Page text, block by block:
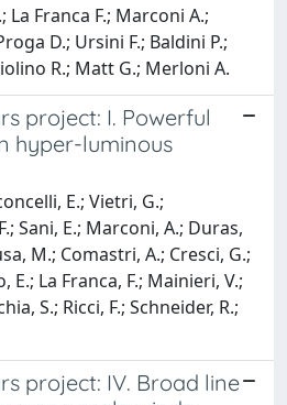
La Franca F.; Marconi A.;
D.; Ursini F.; Baldini P.;
R.; Matt G.; Merloni A.
project: I. Powerful
hyper-luminous
E.; Vietri, G.;
Sani, E.; Marconi, A.; Duras,
M.; Comastri, A.; Cresci, G.;
E.; La Franca, F.; Mainieri, V.;
S.; Ricci, F.; Schneider, R.;
project: IV. Broad line